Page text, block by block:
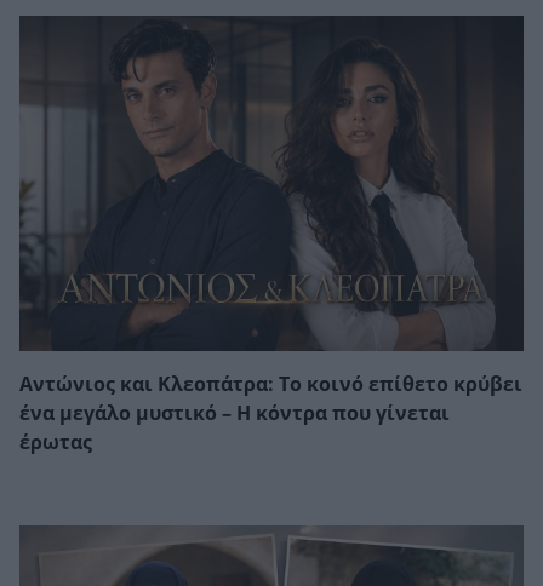
Αντώνιος και Κλεοπάτρα: Το κοινό επίθετο κρύβει
ένα μεγάλο μυστικό – Η κόντρα που γίνεται
έρωτας